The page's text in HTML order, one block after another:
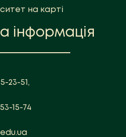
на карті
інформація
23-51,
15-74